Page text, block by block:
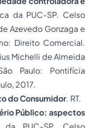
da PUC-SP. Celso
Azevedo Gonzaga e
Direito Comercial.
Michelli de Almeida
Paulo: Pontifícia
2017.
do Consumidor. RT.
Público: aspectos